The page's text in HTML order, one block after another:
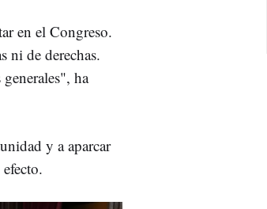
en el Congreso.
ni de derechas.
ha
y a aparcar